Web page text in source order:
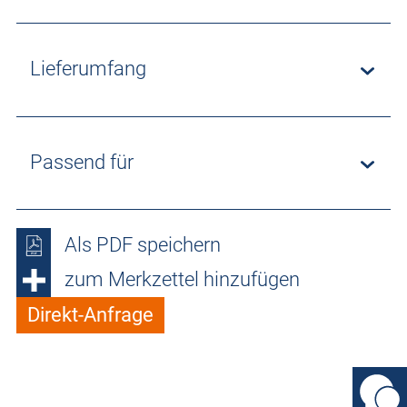
Lieferumfang
Passend für
Als PDF speichern
zum Merkzettel hinzufügen
Direkt-Anfrage